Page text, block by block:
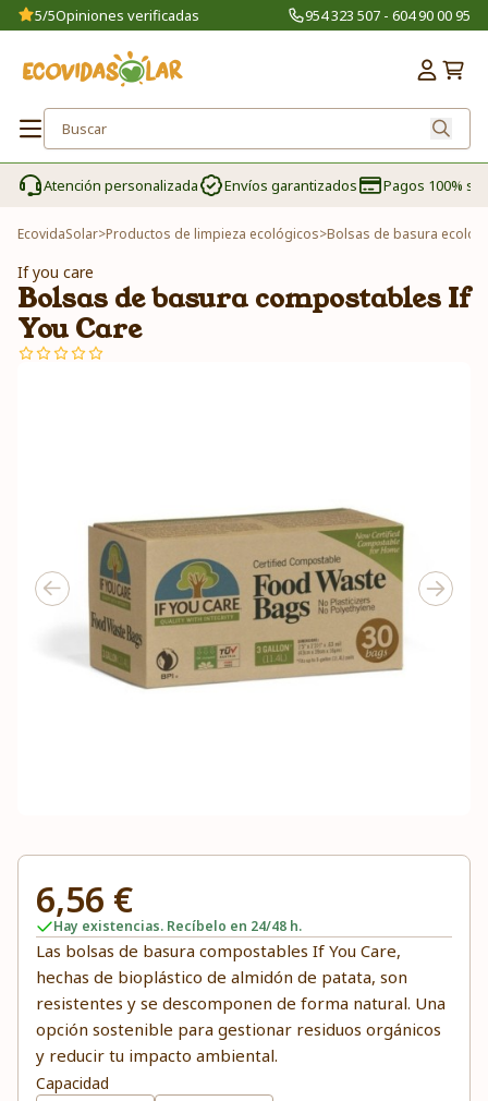
5/5Opiniones verificadas 954 323 507 - 604 90 00 95
Atención personalizada Envíos garantizados Pagos 100%
EcovidaSolar>Productos de limpieza ecológicos>Bolsas de basura
If you care
Bolsas de basura compostables If
You Care
6,56 €
Hay existencias. Recíbelo en 24/48 h.
Las bolsas de basura compostables If You Care,
hechas de bioplástico de almidón de patata, son
resistentes y se descomponen de forma natural. Una
opción sostenible para gestionar residuos orgánicos
y reducir tu impacto ambiental.
Capacidad